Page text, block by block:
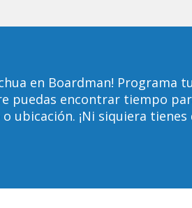
en Boardman! Programa
puedas encontrar tiempo
ubicación. ¡Ni siquiera tienes